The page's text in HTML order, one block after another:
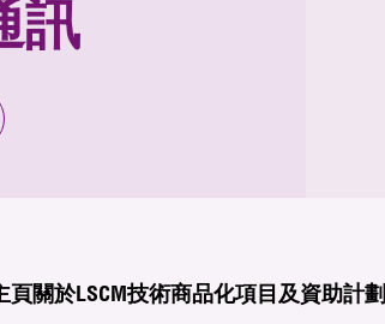
訊
頁關於LSCM技術商品化項目及資助計劃